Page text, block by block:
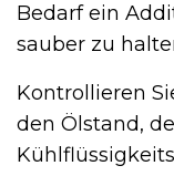
Bedarf ein
sauber zu
Kontrollieren
den Ölstand,